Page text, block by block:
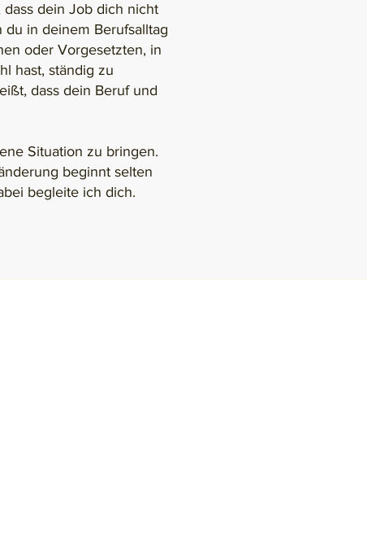
dass dein Job dich nicht
in deinem Berufsalltag
oder Vorgesetzten, in
hast, ständig zu
dass dein Beruf und
Situation zu bringen.
beginnt selten
begleite ich dich.